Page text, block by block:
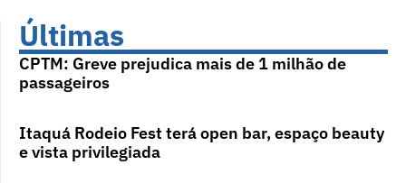
Últimas
CPTM: Greve prejudica mais de 1 milhão de
passageiros
Itaquá Rodeio Fest terá open bar, espaço beauty
e vista privilegiada